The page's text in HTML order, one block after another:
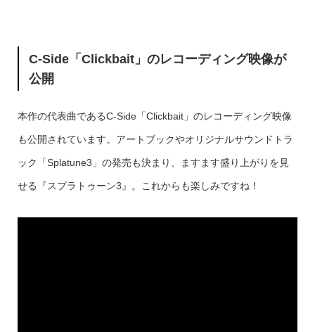
C-Side「Clickbait」のレコーディング映像が
公開
本作の代表曲であるC-Side「Clickbait」のレコーディング映像
も公開されています。アートブックやオリジナルサウンドトラ
ック「Splatune3」の発売も決まり、ますます盛り上がりを見
せる『スプラトゥーン3』。これからも楽しみですね！